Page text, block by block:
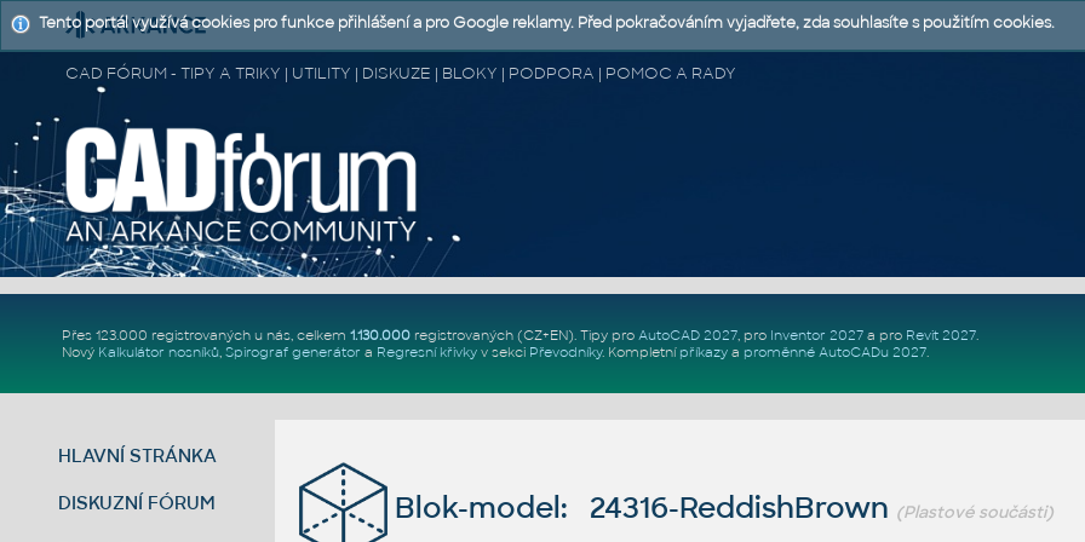
CAD FÓRUM - TIPY A TRIKY | UTILITY | DISKUZE | BLOKY | PODPORA | POMOC A RADY
Přes 123.000 registrovaných u nás, celkem 1.130.000registrovaných (CZ+EN). Tipy pro AutoCAD 2027, pro Inventor 2027a pro Revit 2027.
Nový Kalkulátor nosníků, Spirograf generátor a Regresní křivkyv sekci Převodníky. Kompletní příkazya proměnné AutoCADu 2027.
HLAVNÍ STRÁNKA
DISKUZNÍ FÓRUM Blok-model: 24316-ReddishBrown (Plastové součásti)
Tento portál využívá cookies pro funkce přihlášení a pro Google reklamy. Před pokračováním vyjadřete, zda souhlasíte s použitím cookies.